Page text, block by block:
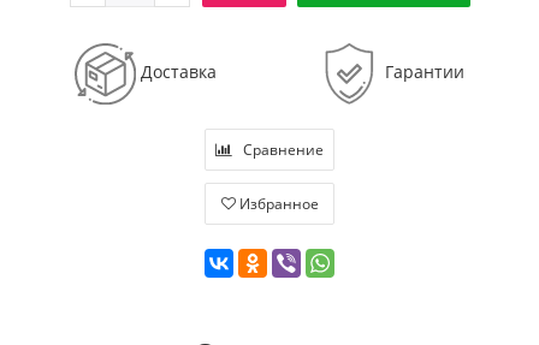
Доставка Гарантии
Сравнение
Избранное